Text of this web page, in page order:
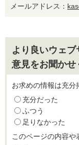
メールアドレス：
より良いウェ
意見をお聞かせ
お求めの情報は充分
充分だった
ふつう
足りなかった
このページの内容や